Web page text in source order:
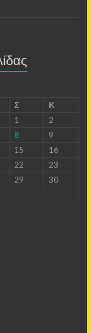
Σ
Κ
1
2
8
9
15
16
22
23
29
30